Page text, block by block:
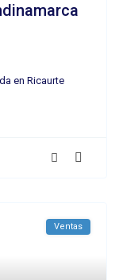
en Ricaurte
Ventas